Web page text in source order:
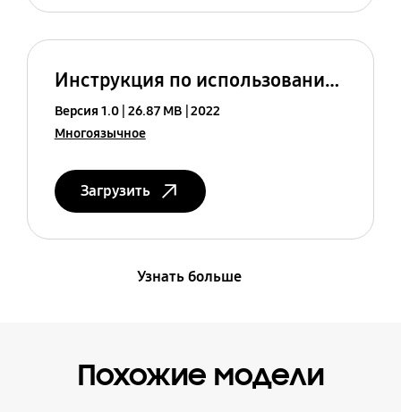
Инструкция по использованию (EU)
Версия 1.0 26.87 MB 2022
Многоязычное
Загрузить
Узнать больше
Похожие модели